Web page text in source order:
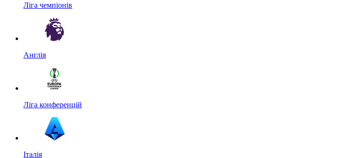
Ліга чемпіонів
Англія
Ліга конференцій
Італія